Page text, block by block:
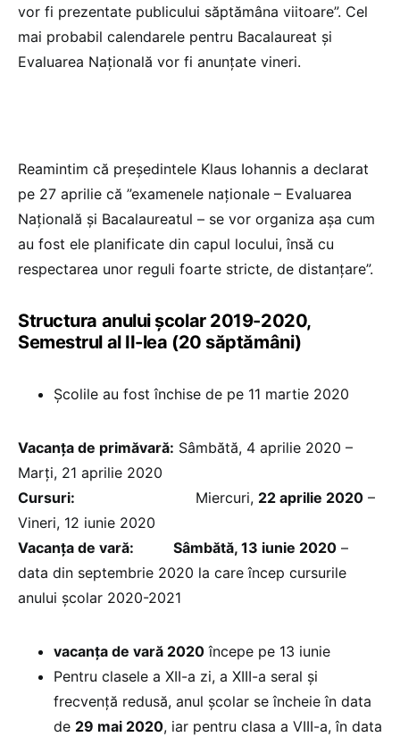
vor fi prezentate publicului săptămâna viitoare”. Cel
mai probabil calendarele pentru Bacalaureat și
Evaluarea Națională vor fi anunțate vineri.
Reamintim că președintele Klaus Iohannis a declarat
pe 27 aprilie că ”examenele naționale – Evaluarea
Națională și Bacalaureatul – se vor organiza așa cum
au fost ele planificate din capul locului, însă cu
respectarea unor reguli foarte stricte, de distanțare”.
Structura anului școlar 2019-2020,
Semestrul al II-lea (20 săptămâni)
Școlile au fost închise de pe 11 martie 2020
Vacanţa de primăvară: Sâmbătă, 4 aprilie 2020 –
Marți, 21 aprilie 2020
Cursuri: Miercuri, 22 aprilie 2020 –
Vineri, 12 iunie 2020
Vacanţa de vară: Sâmbătă, 13 iunie 2020 –
data din septembrie 2020 la care încep cursurile
anului școlar 2020-2021
vacanţa de vară 2020 începe pe 13 iunie
Pentru clasele a XII-a zi, a XIII-a seral şi
frecvenţă redusă, anul şcolar se încheie în data
de 29 mai 2020, iar pentru clasa a VIII-a, în data